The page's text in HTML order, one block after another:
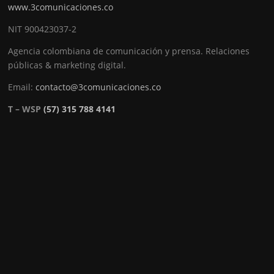
www.3comunicaciones.co
NIT 900423037-2
Agencia colombiana de comunicación y prensa. Relaciones
públicas & marketing digital.
Email:contacto@3comunicaciones.co
T – WSP(57) 315 788 4141